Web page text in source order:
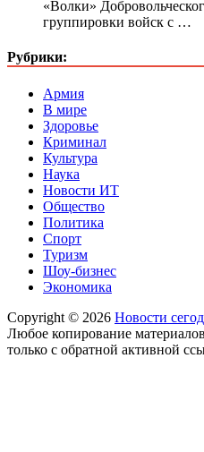
«Волки»
группировки войск с …
Рубрики:
Армия
В мире
Здоровье
Криминал
Культура
Наука
Новости ИТ
Общество
Политика
Спорт
Туризм
Шоу-бизнес
Экономика
Copyright © 2026 Новости
Любое копирование
только с обратной активной